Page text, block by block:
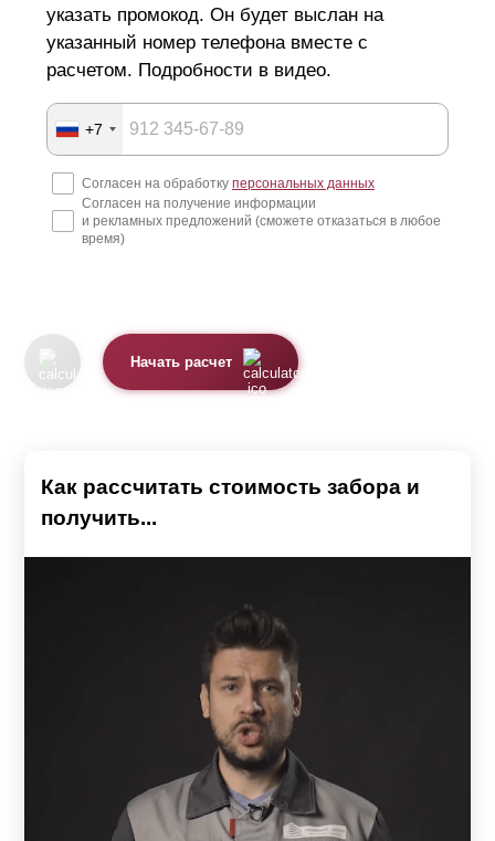
указать промокод. Он будет выслан на
указанный номер телефона вместе с
расчетом. Подробности в видео.
+7
Согласен на обработку персональных данных
Согласен на получение информации
и рекламных предложений (сможете отказаться в любое
время)
Начать расчет
Как рассчитать стоимость забора и
получить...